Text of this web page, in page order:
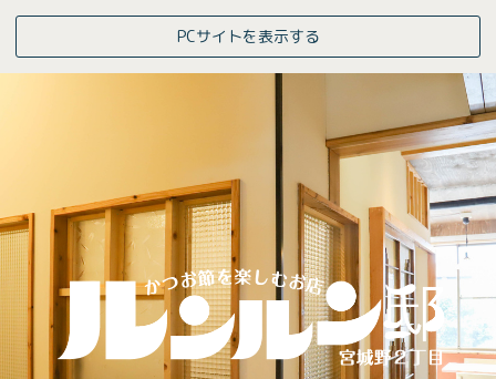
PCサイトを表示する